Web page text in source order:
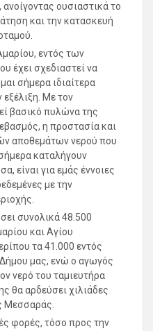
ουσιαστικά το
και την κατασκευή
εντός των
έχει σχεδιαστεί να
σήμερα ιδιαίτερα
εξέλιξη. Με τον
βασικό πυλώνα της
η προστασία και
αποθεμάτων νερού που
καταλήγουν
είναι για εμάς έννοιες
με την
συνολικά 48.500
και Αγίου
τα 41.000 εντός
μας, ενώ ο αγωγός
νερό του ταμιευτήρα
θα αρδεύσει χιλιάδες
Μεσσαράς.
φορές, τόσο προς την